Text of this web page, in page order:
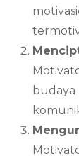
budaya